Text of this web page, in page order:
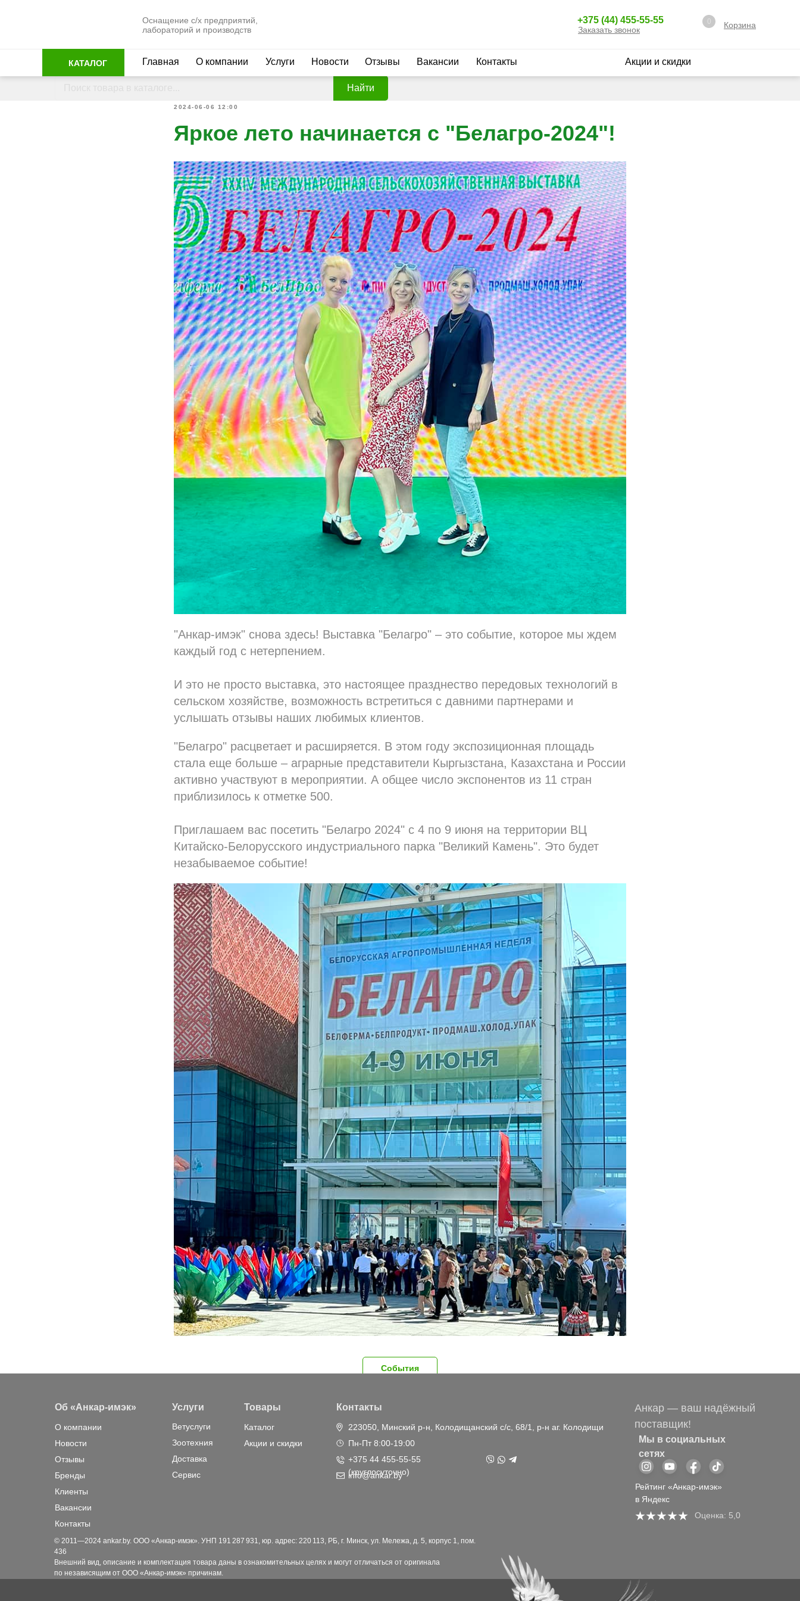
Оснащение с/х предприятий,
лабораторий и производств
+375 (44) 455-55-55
Заказать звонок
КАТАЛОГ Акции и скидки
Главная О компании Услуги Новости Отзывы Вакансии Контакты
Корзина
0
Найти
2024-06-06 12:00
Яркое лето начинается с "Белагро-2024"!
"Анкар-имэк" снова здесь! Выставка "Белагро" – это событие, которое мы ждем
каждый год с нетерпением.
И это не просто выставка, это настоящее празднество передовых технологий в
сельском хозяйстве, возможность встретиться с давними партнерами и
услышать отзывы наших любимых клиентов.
"Белагро" расцветает и расширяется. В этом году экспозиционная площадь
стала еще больше – аграрные представители Кыргызстана, Казахстана и России
активно участвуют в мероприятии. А общее число экспонентов из 11 стран
приблизилось к отметке 500.
Приглашаем вас посетить "Белагро 2024" с 4 по 9 июня на территории ВЦ
Китайско-Белорусского индустриального парка "Великий Камень". Это будет
незабываемое событие!
События
© 2011—2024 ankar.by. ООО «Анкар-имэк». УНП 191 287 931, юр. адрес: 220 113, РБ, г. Минск, ул. Мележа, д. 5, корпус 1, пом.
436
Внешний вид, описание и комплектация товара даны в ознакомительных целях и могут отличаться от оригинала
по независящим от ООО «Анкар-имэк» причинам.
Об «Анкар-имэк»
О компании
Новости
Отзывы
Бренды
Клиенты
Вакансии
Контакты
Услуги
Ветуслуги
Доставка
Сервис
Зоотехния
Товары
Каталог
Акции и скидки
Контакты
223050, Минский р-н, Колодищанский с/с, 68/1, р-н аг. Колодищи
Пн-Пт 8:00-19:00
+375 44 455-55-55
(круглосуточно)
info@ankar.by
Анкар — ваш надёжный
поставщик!
Мы в социальных
сетях
Рейтинг «Анкар-имэк»
в Яндекс
Оценка: 5,0